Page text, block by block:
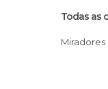
Todas as